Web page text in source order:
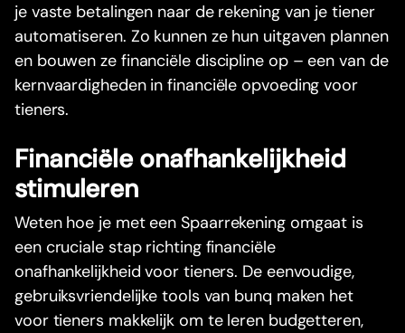
je vaste betalingen naar de rekening van je tiener
automatiseren. Zo kunnen ze hun uitgaven plannen
en bouwen ze financiële discipline op – een van de
kernvaardigheden in financiële opvoeding voor
tieners.
Financiële onafhankelijkheid
stimuleren
Weten hoe je met een Spaarrekening omgaat is
een cruciale stap richting financiële
onafhankelijkheid voor tieners. De eenvoudige,
gebruiksvriendelijke tools van bunq maken het
voor tieners makkelijk om te leren budgetteren,